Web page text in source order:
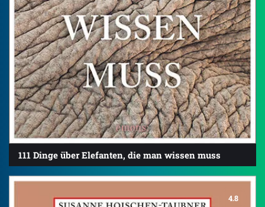
111 Dinge über Elefanten, die man wissen muss
4.8